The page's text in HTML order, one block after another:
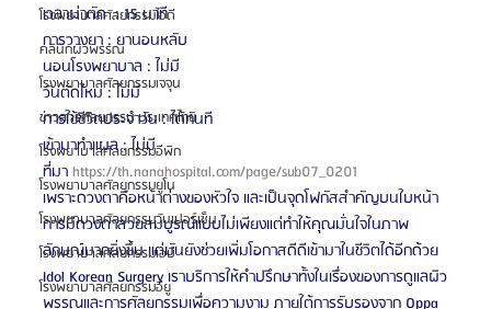
โรงพยาบาลศัลยกรรมไอดี
คลินิกผิวพรรณ
โรงพยาบาลศัลยกรรมเจจุน
ข่าวสารศัลยกรรม ประเทศไทย
โรงพยาบาลศัลยกรรมอีพิก
โรงพยาบาลศัลยกรรมยูโน
โรงพยาบาลศัลยกรรมวันเปอร์เซ็น
โรงพยาบาลศัลยกรรมเอบี
โรงพยาบาลศัลยกรรมอียู
เวลาผ่าตัด  : 15 นาที
การวางยา : ยานอนหลับ
นอนโรงพยาบาล : ไม่มี
วันตัดไหม : ไม่มี
การใช้ชีวิตประจำวัน : ได้ทันที
เข้ามาทำแผล : ไม่มี
ที่มา https://th.nanahospital.com/page/sub07_0201
เพราะดวงตาคือหน้าต่างของหัวใจ และเป็นจุดโฟกัสสำคัญบนใบหน้า
การมีดวงตาสวยสมบูรณ์แบบไม่เพียงแต่ทำให้คุณมั่นใจในภาพ
ลักษณ์มากยิ่งขึ้น แต่มันยังช่วยเพิ่มโอกาสดีดีเข้ามาในชีวิตได้อีกด้วย
Idol Korean Surgery เราบริการให้คำปรึกษาทั้งในเรื่องของการดูแลผิว